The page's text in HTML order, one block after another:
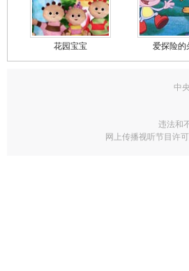
花园宝宝 爱探险的
中
违法和
网上传播视听节目许